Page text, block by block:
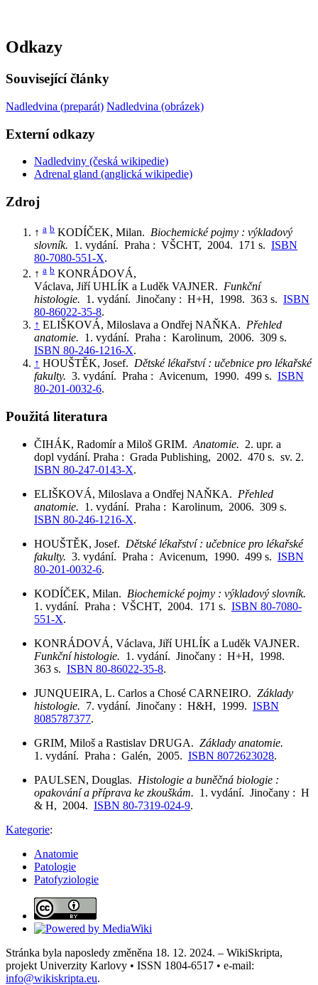
Odkazy
Související články
Nadledvina (preparát) Nadledvina (obrázek)
Externí odkazy
Nadledviny (česká wikipedie)
Adrenal gland (anglická wikipedie)
Zdroj
↑ a b KODÍČEK, Milan. Biochemické pojmy : výkladový
slovník. 1. vydání. Praha : VŠCHT, 2004. 171 s. ISBN
80-7080-551-X.
↑ a b KONRÁDOVÁ,
Václava, Jiří UHLÍK a Luděk VAJNER. Funkční
histologie. 1. vydání. Jinočany : H+H, 1998. 363 s. ISBN
80-86022-35-8.
↑ ELIŠKOVÁ, Miloslava a Ondřej NAŇKA. Přehled
anatomie. 1. vydání. Praha : Karolinum, 2006. 309 s.
ISBN 80-246-1216-X.
↑ HOUŠTĚK, Josef. Dětské lékařství : učebnice pro lékařské
fakulty. 3. vydání. Praha : Avicenum, 1990. 499 s. ISBN
80-201-0032-6.
Použitá literatura
ČIHÁK, Radomír a Miloš GRIM. Anatomie. 2. upr. a
dopl vydání. Praha : Grada Publishing, 2002. 470 s. sv. 2.
ISBN 80-247-0143-X.
ELIŠKOVÁ, Miloslava a Ondřej NAŇKA. Přehled
anatomie. 1. vydání. Praha : Karolinum, 2006. 309 s.
ISBN 80-246-1216-X.
HOUŠTĚK, Josef. Dětské lékařství : učebnice pro lékařské
fakulty. 3. vydání. Praha : Avicenum, 1990. 499 s. ISBN
80-201-0032-6.
KODÍČEK, Milan. Biochemické pojmy : výkladový slovník.
1. vydání. Praha : VŠCHT, 2004. 171 s. ISBN 80-7080-
551-X.
KONRÁDOVÁ, Václava, Jiří UHLÍK a Luděk VAJNER.
Funkční histologie. 1. vydání. Jinočany : H+H, 1998.
363 s. ISBN 80-86022-35-8.
JUNQUEIRA, L. Carlos a Chosé CARNEIRO. Základy
histologie. 7. vydání. Jinočany : H&H, 1999. ISBN
8085787377.
GRIM, Miloš a Rastislav DRUGA. Základy anatomie.
1. vydání. Praha : Galén, 2005. ISBN 8072623028.
PAULSEN, Douglas. Histologie a buněčná biologie :
opakování a příprava ke zkouškám. 1. vydání. Jinočany : H
& H, 2004. ISBN 80-7319-024-9.
Kategorie:
Anatomie
Patologie
Patofyziologie
Stránka byla naposledy změněna 18. 12. 2024. – WikiSkripta,
projekt Univerzity Karlovy • ISSN 1804-6517 • e-mail:
info@wikiskripta.eu.